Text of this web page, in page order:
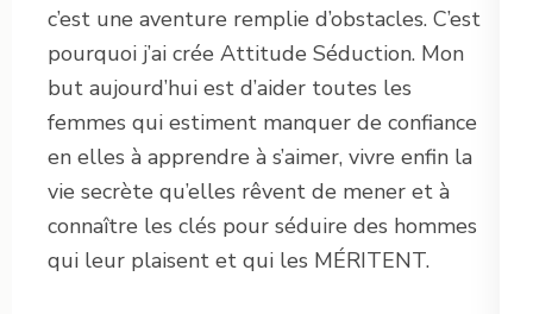
c’est une aventure remplie d’obstacles. C’est
pourquoi j’ai crée Attitude Séduction. Mon
but aujourd’hui est d’aider toutes les
femmes qui estiment manquer de confiance
en elles à apprendre à s’aimer, vivre enfin la
vie secrète qu’elles rêvent de mener et à
connaître les clés pour séduire des hommes
qui leur plaisent et qui les MÉRITENT.